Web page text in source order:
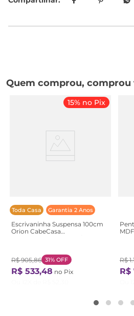
Quem comprou, comprou
Toda Casa Garantia 2 Anos
15% no Pix
Escrivaninha Suspensa 100cm
Orion CabeCasa
R$ 905,86 31% OFF
R$ 533,48 no Pix
R$ 1.
R$